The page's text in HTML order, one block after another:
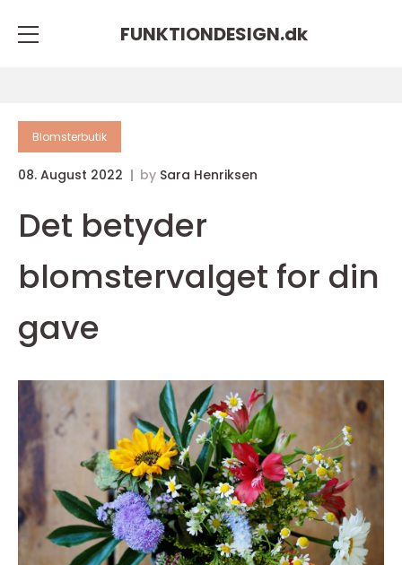
FUNKTIONDESIGN.dk
Blomsterbutik
08. August 2022 by Sara Henriksen
Det betyder
blomstervalget for din
gave